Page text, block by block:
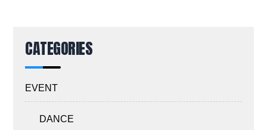
CATEGORIES
EVENT
DANCE